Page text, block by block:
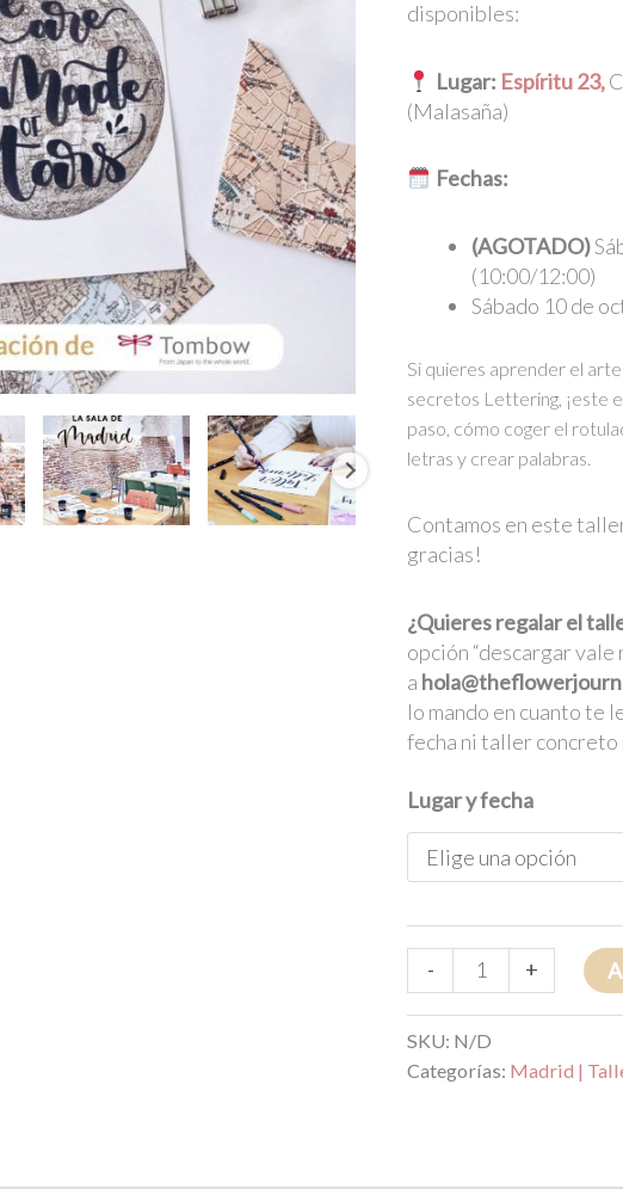
disponibles:
Lugar: Espíritu 23,
(Malasaña)
Fechas:
(AGOTADO)
(10:00/12:00)
Sábado 10 de
Si quieres aprender el
secretos Lettering, ¡este
paso, cómo coger el
letras y crear palabras.
Contamos en este
gracias!
¿Quieres regalar el
opción “descargar vale
a
lo mando en cuanto te
fecha ni taller
Lugar y fecha
- +
SKU: N/D
Categorías: Madrid |